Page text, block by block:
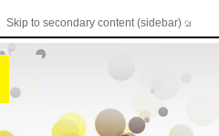
Skip to secondary content (sidebar)